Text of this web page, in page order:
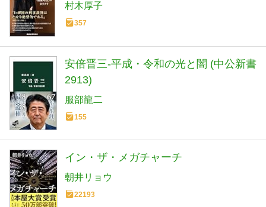
村木厚子
357
安倍晋三-平成・令和の光と闇 (中公新書
2913)
服部龍二
155
イン・ザ・メガチャーチ
朝井リョウ
22193